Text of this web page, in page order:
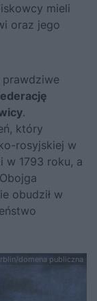
mieli
oraz jego
.
który
rosyjskiej w
w 1793 roku, a
obudził w
domena publiczna